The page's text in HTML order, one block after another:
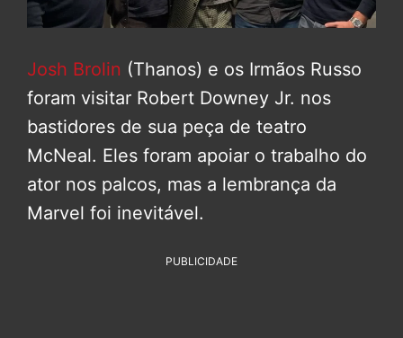
Josh Brolin (Thanos) e os Irmãos Russo
foram visitar Robert Downey Jr. nos
bastidores de sua peça de teatro
McNeal. Eles foram apoiar o trabalho do
ator nos palcos, mas a lembrança da
Marvel foi inevitável.
PUBLICIDADE